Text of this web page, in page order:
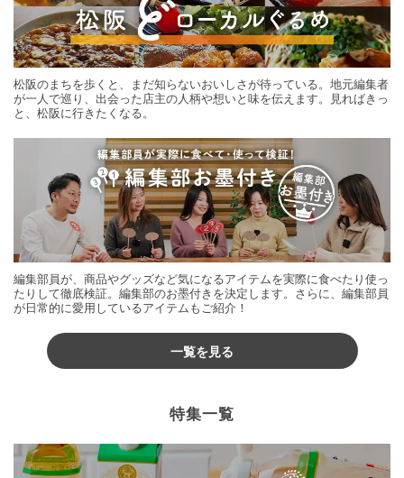
松阪のまちを歩くと、まだ知らないおいしさが待っている。地元編集者
が一人で巡り、出会った店主の人柄や想いと味を伝えます。見ればきっ
と、松阪に行きたくなる。
編集部員が、商品やグッズなど気になるアイテムを実際に食べたり使っ
たりして徹底検証。編集部のお墨付きを決定します。さらに、編集部員
が日常的に愛用しているアイテムもご紹介！
一覧を見る
特集一覧